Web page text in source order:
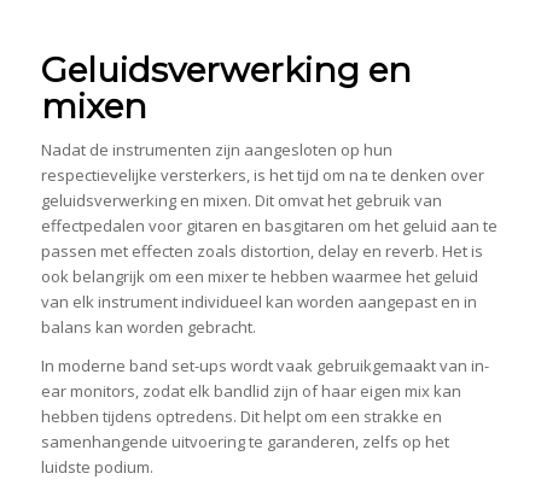
Geluidsverwerking en
mixen
Nadat de instrumenten zijn aangesloten op hun
respectievelijke versterkers, is het tijd om na te denken over
geluidsverwerking en mixen. Dit omvat het gebruik van
effectpedalen voor gitaren en basgitaren om het geluid aan te
passen met effecten zoals distortion, delay en reverb. Het is
ook belangrijk om een mixer te hebben waarmee het geluid
van elk instrument individueel kan worden aangepast en in
balans kan worden gebracht.
In moderne band set-ups wordt vaak gebruikgemaakt van in-
ear monitors, zodat elk bandlid zijn of haar eigen mix kan
hebben tijdens optredens. Dit helpt om een strakke en
samenhangende uitvoering te garanderen, zelfs op het
luidste podium.